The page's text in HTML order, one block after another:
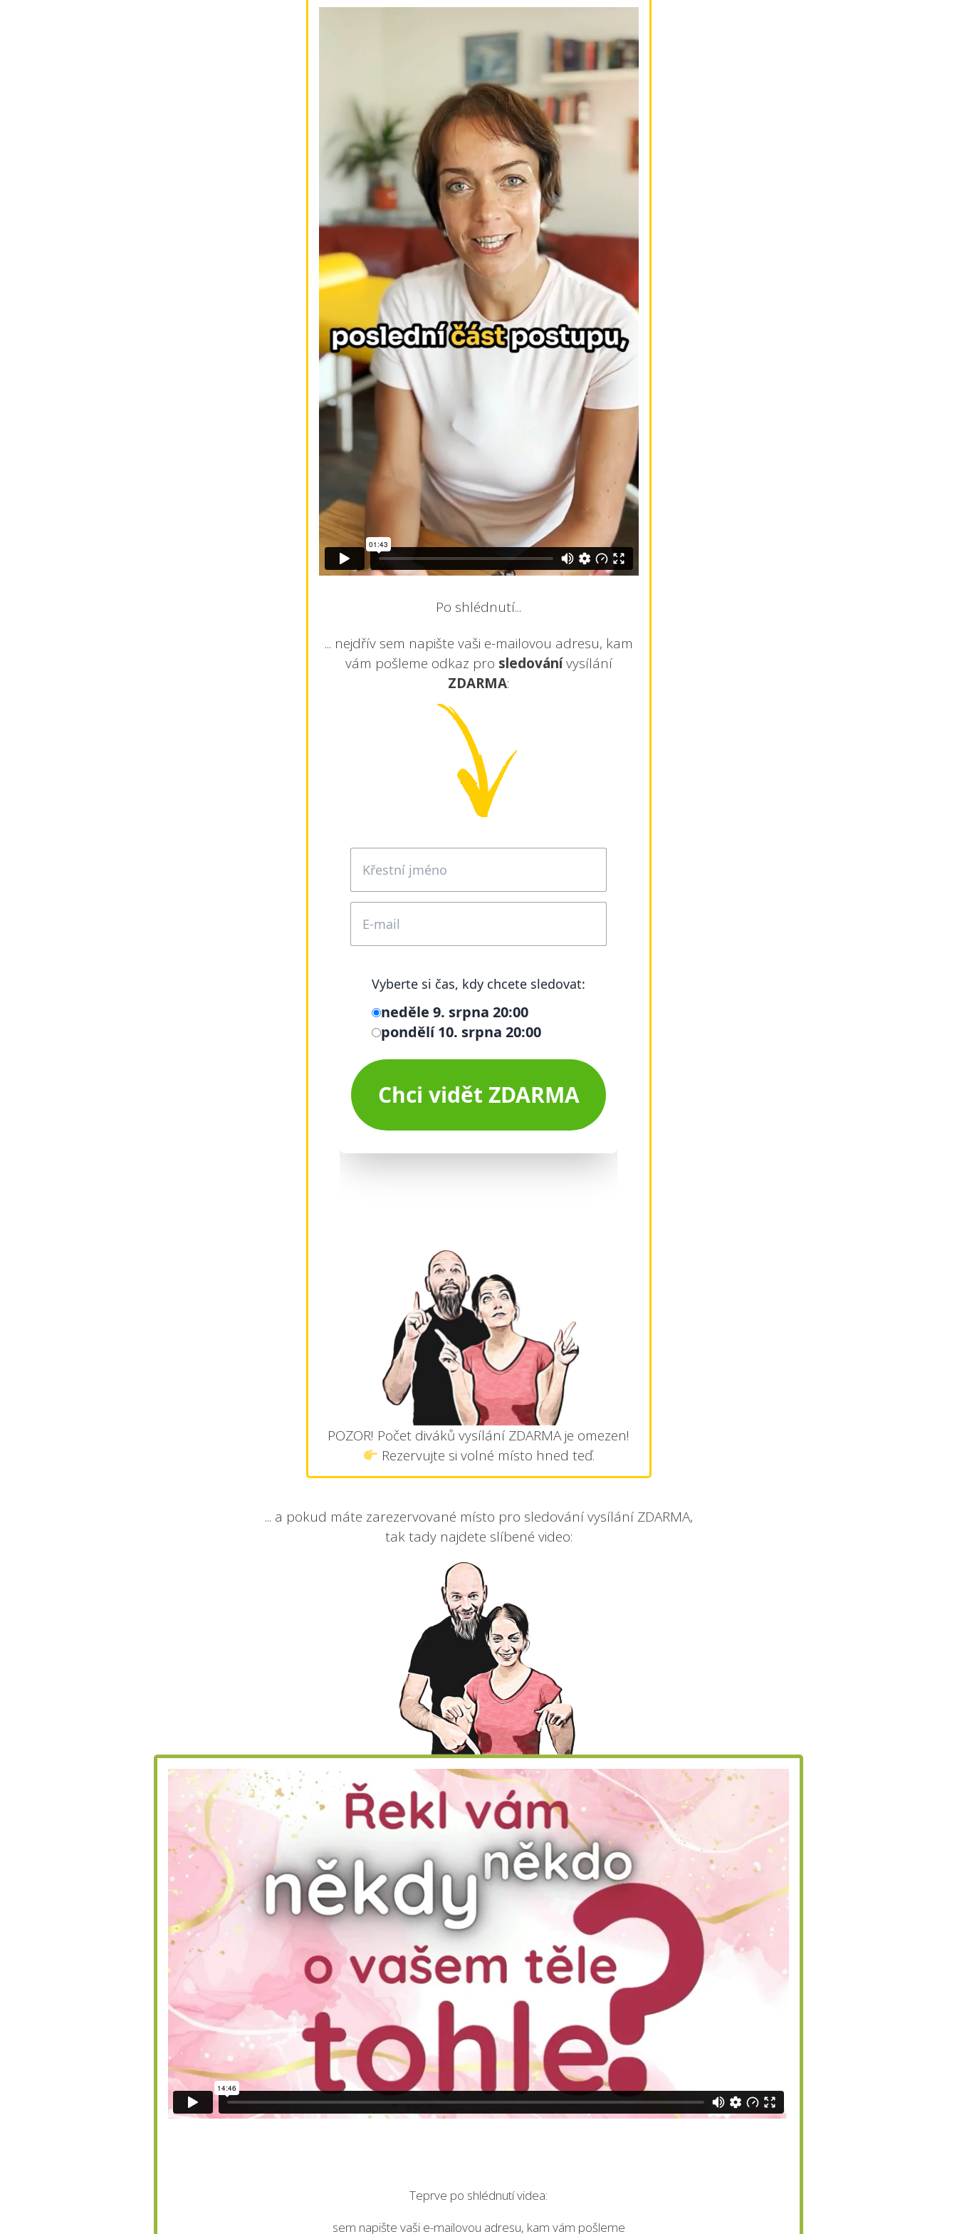
Po shlédnutí...
... nejdřív sem napište vaši e-mailovou adresu, kam
vám pošleme odkaz pro sledovánívysílání
ZDARMA:
POZOR! Počet diváků vysílání ZDARMA je omezen!
Rezervujte si volné místo hned teď.
... a pokud máte zarezervované místo pro sledování vysílání ZDARMA,
tak tady najdete slíbené video:
Teprve po shlédnutí videa:
sem napište vaši e-mailovou adresu, kam vám pošleme